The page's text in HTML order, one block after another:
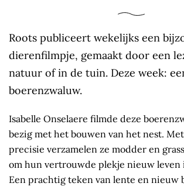
Roots publiceert wekelijks een
dierenfilmpje, gemaakt door een
natuur of in de tuin. Deze week:
boerenzwaluw.
Isabelle Onselaere filmde deze
bezig met het bouwen van het nest.
precisie verzamelen ze modder en
om hun vertrouwde plekje nieuw leven
Een prachtig teken van lente en nieuw